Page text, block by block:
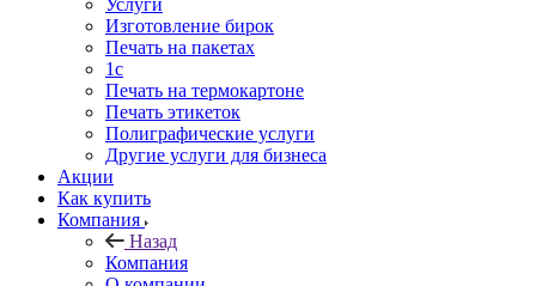
Услуги
Изготовление бирок
Печать на пакетах
1c
Печать на термокартоне
Печать этикеток
Полиграфические услуги
Другие услуги для бизнеса
Акции
Как купить
Компания
Назад
Компания